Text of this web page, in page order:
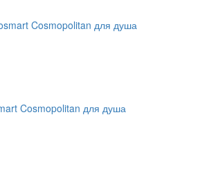
Cosmopolitan для душа